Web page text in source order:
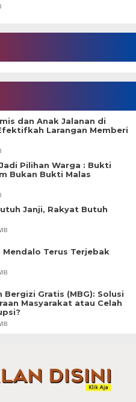
dan Anak Jalanan di
Larangan Memberi
Pilihan Warga : Bukti
Bukan Bukti Malas
Janji, Rakyat Butuh
Mendalo Terus Terjebak
Bergizi Gratis (MBG): Solusi
Masyarakat atau Celah